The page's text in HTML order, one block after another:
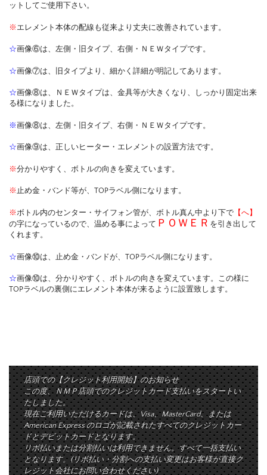
ットしてご使用下さい。
※ エレメント本体の配線も従来より丈夫に改善されています。
☆画像⑥は、左側・旧タイプ、右側・ＮＥＷタイプです。
☆画像⑦は、旧タイプより、細かく詳細が明記してあります。
☆画像⑧は、ＮＥＷタイプは、金具等が大きくなり、しっかり固定出来
る様になりました。
※画像⑧は、左側・旧タイプ、右側・ＮＥＷタイプです。
☆画像⑨は、正しいヒーター・エレメントの設置方法です。
※分かりやすく、ボトルの向きを変えています。
※止め金・バンド等が、TOPラベル側になります。
※ボトル内のセンター・サイフォン管が、ボトル真ん中より下で 【へ】
の字になっているので、温める事によって ＰＯＷＥＲ を引き出して
くれます。
☆画像⑩は、止め金・バンドが、TOPラベル側になります。
☆画像⑩は、分かりやすく、ボトルの向きを変えています。この様に
TOPラベルの裏側にエレメント本体が来るように設置致します。
店頭での【クレジット利用開始】のお知らせ
この度、ＮＭＰ店頭でのクレジットカード支払いをスタートい
たしました。
現在ご利用いただけるカードは、Visa、MasterCard、または
American Express のロゴが記載されたすべてのクレジットカー
ドとデビットカードとなります。
リボ払いまたは分割払いは利用できません。すべて一括支払い
となります。(リボ払い・分割への支払い変更はお客様が直接ク
レジット会社にお問い合わせください)